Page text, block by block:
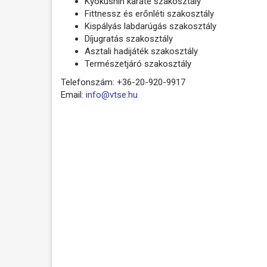
Fittnessz és erőnléti szakosztály
Kispályás labdarúgás szakosztály
Díjugratás szakosztály
Asztali hadijáték szakosztály
Természetjáró szakosztály
Telefonszám: +36-20-920-9917
Email: info@vtse.hu